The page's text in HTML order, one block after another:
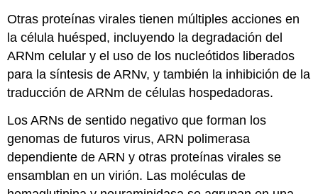
Otras proteínas virales tienen múltiples acciones en
la célula huésped, incluyendo la degradación del
ARNm celular y el uso de los nucleótidos liberados
para la síntesis de ARNv, y también la inhibición de la
traducción de ARNm de células hospedadoras.
Los ARNs de sentido negativo que forman los
genomas de futuros virus, ARN polimerasa
dependiente de ARN y otras proteínas virales se
ensamblan en un virión. Las moléculas de